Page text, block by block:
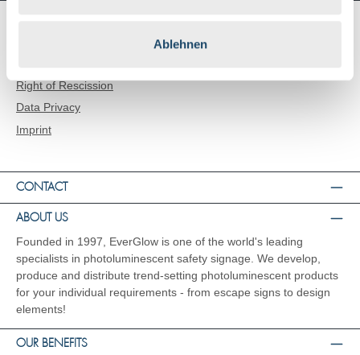
Ablehnen
Right of Rescission
Data Privacy
Imprint
CONTACT
ABOUT US
Founded in 1997, EverGlow is one of the world's leading
specialists in photoluminescent safety signage. We develop,
produce and distribute trend-setting photoluminescent products
for your individual requirements - from escape signs to design
elements!
OUR BENEFITS